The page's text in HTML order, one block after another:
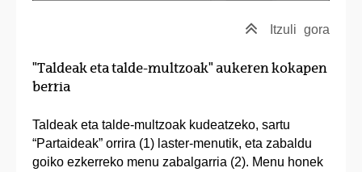
Itzuli gora
"Taldeak eta talde-multzoak" aukeren kokapen
berria
Taldeak eta talde-multzoak kudeatzeko, sartu
“Partaideak” orrira (1) laster-menutik, eta zabaldu
goiko ezkerreko menu zabalgarria (2). Menu honek